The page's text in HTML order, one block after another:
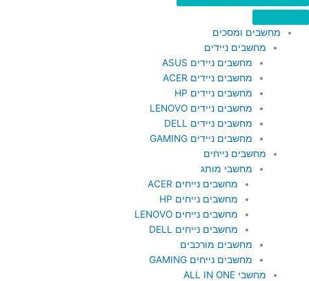
מחשבים ומסכים
מחשבים ניידים
מחשבים ניידים ASUS
מחשבים ניידים ACER
מחשבים ניידים HP
מחשבים ניידים LENOVO
מחשבים ניידים DELL
מחשבים ניידים GAMING
מחשבים נייחים
מחשבי מותג
מחשבים נייחים ACER
מחשבים נייחים HP
מחשבים נייחים LENOVO
מחשבים נייחים DELL
מחשבים מורכבים
מחשבים נייחים GAMING
מחשבי ALL IN ONE